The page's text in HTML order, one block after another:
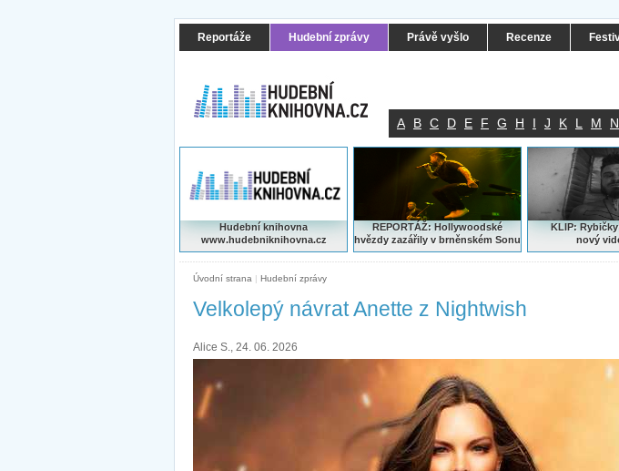
Reportáže Hudební zprávy Právě vyšlo Recenze
A B C D E F G H I J K L M N
Hudební knihovna
www.hudebniknihovna.cz
REPORTÁŽ: Hollywoodské
hvězdy zazářily v brněnském Sonu
KLIP:
nový
Úvodní strana | Hudební zprávy
Velkolepý návrat Anette z Nightwish
Alice S., 24. 06. 2026